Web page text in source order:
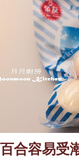
百合容易受